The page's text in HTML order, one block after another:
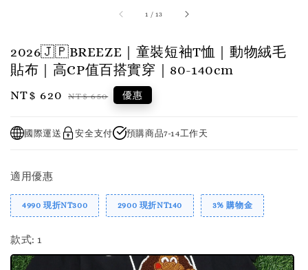
1 /13
2026🇯🇵BREEZE｜童裝短袖T恤｜動物絨毛
貼布｜高CP值百搭實穿｜80-140cm
Sale
NT$ 620 Regular
NT$ 650 優惠
國際運送 安全支付 預購商品7-14工作天
適用優惠
4990 現折NT300 2900 現折NT140 3% 購物金
款式: 1